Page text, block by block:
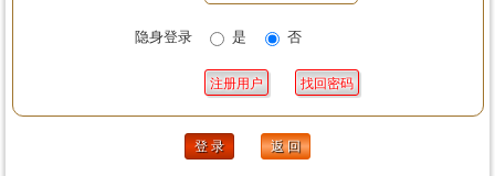
隐身登录 是 否